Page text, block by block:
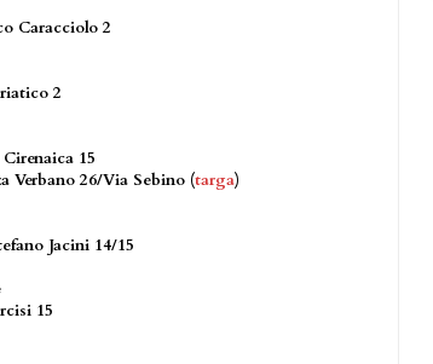
Caracciolo 2
2
15
Verbano 26/Via Sebino (targa)
Jacini 14/15
15